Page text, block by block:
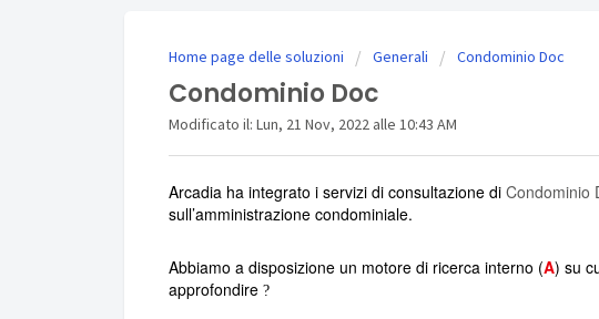
Home page delle soluzioni Generali Condominio Doc
Condominio Doc
Modificato il: Lun, 21 Nov, 2022 alle 10:43 AM
Arcadia ha integrato i servizi di consultazione di Condominio
sull’amministrazione condominiale.
Abbiamo a disposizione un motore di ricerca interno (A) su
approfondire ?